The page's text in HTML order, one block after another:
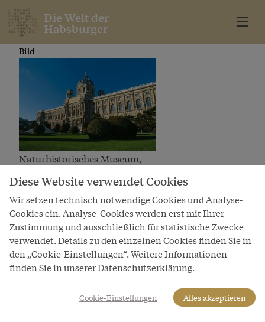
Die Welt der
Habsburger
Bild
Naturhistorisches Museum,
Die Welt der
Habsburger
A project of Schönbrunn Group
Diese Website verwendet Cookies
Wir setzen technisch notwendige Cookies und Analyse-
Cookies ein. Analyse-Cookies werden erst mit Ihrer
Zustimmung und ausschließlich für statistische Zwecke
verwendet. Details zu den einzelnen Cookies finden Sie in
den „Cookie-Einstellungen“. Weitere Informationen
finden Sie in unserer Datenschutzerklärung.
Cookie-Einstellungen Alles akzeptieren